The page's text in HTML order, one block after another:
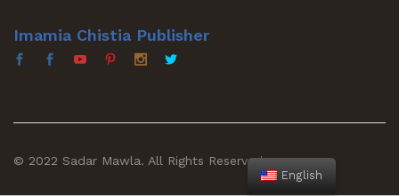
Imamia Chistia Publisher
© 2022 Sadar Mawla. All Rights Reserved
English